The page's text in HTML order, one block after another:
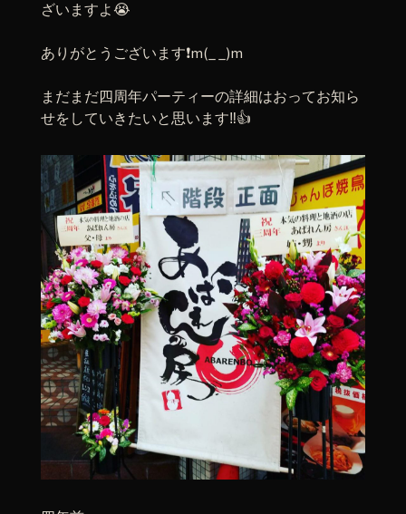
ざいますよ😭
ありがとうございます❗m(_ _)m
まだまだ四周年パーティーの詳細はおってお知ら
せをしていきたいと思います‼👍